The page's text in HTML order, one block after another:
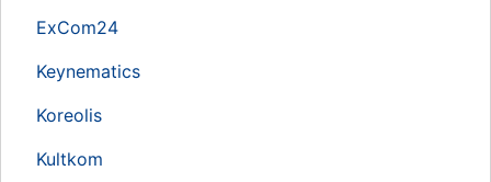
ExCom24
Keynematics
Koreolis
Kultkom